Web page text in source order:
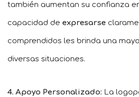
también aumentan su confianza
capacidad de expresarse
comprendidos les brinda una
diversas situaciones.
4. Apoyo Personalizado: La